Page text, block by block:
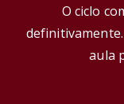
O ciclo
aula